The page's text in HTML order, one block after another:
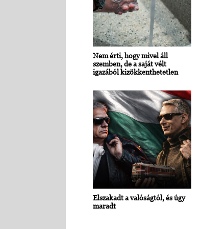
Nem érti, hogy mivel áll
szemben, de a saját vélt
igazából kizökkenthetetlen
Elszakadt a valóságtól, és úgy
maradt